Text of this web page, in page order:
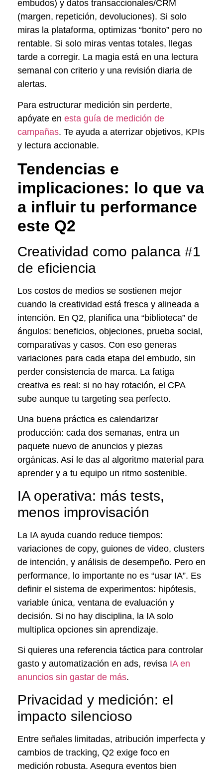
embudos) y datos transaccionales/CRM
(margen, repetición, devoluciones). Si solo
miras la plataforma, optimizas “bonito” pero no
rentable. Si solo miras ventas totales, llegas
tarde a corregir. La magia está en una lectura
semanal con criterio y una revisión diaria de
alertas.
Para estructurar medición sin perderte,
apóyate en esta guía de medición de
campañas. Te ayuda a aterrizar objetivos, KPIs
y lectura accionable.
Tendencias e
implicaciones: lo que va
a influir tu performance
este Q2
Creatividad como palanca #1
de eficiencia
Los costos de medios se sostienen mejor
cuando la creatividad está fresca y alineada a
intención. En Q2, planifica una “biblioteca” de
ángulos: beneficios, objeciones, prueba social,
comparativas y casos. Con eso generas
variaciones para cada etapa del embudo, sin
perder consistencia de marca. La fatiga
creativa es real: si no hay rotación, el CPA
sube aunque tu targeting sea perfecto.
Una buena práctica es calendarizar
producción: cada dos semanas, entra un
paquete nuevo de anuncios y piezas
orgánicas. Así le das al algoritmo material para
aprender y a tu equipo un ritmo sostenible.
IA operativa: más tests,
menos improvisación
La IA ayuda cuando reduce tiempos:
variaciones de copy, guiones de video, clusters
de intención, y análisis de desempeño. Pero en
performance, lo importante no es “usar IA”. Es
definir el sistema de experimentos: hipótesis,
variable única, ventana de evaluación y
decisión. Si no hay disciplina, la IA solo
multiplica opciones sin aprendizaje.
Si quieres una referencia táctica para controlar
gasto y automatización en ads, revisa IA en
anuncios sin gastar de más.
Privacidad y medición: el
impacto silencioso
Entre señales limitadas, atribución imperfecta y
cambios de tracking, Q2 exige foco en
medición robusta. Asegura eventos bien